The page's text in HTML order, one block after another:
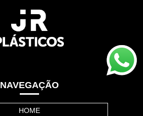
NAVEGAÇÃO
HOME